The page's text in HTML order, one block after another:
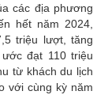
các địa phương
hết năm 2024,
triệu lượt, tăng
đạt 110 triệu
từ khách du lịch
với cùng kỳ năm